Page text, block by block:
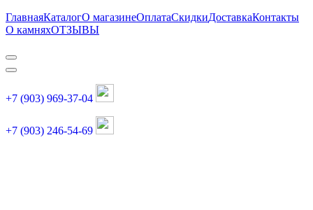
ГлавнаяКаталогО магазинеОплатаСкидкиДоставкаКонтакты
О камняхОТЗЫВЫ
+7 (903) 969-37-04
+7 (903) 246-54-69